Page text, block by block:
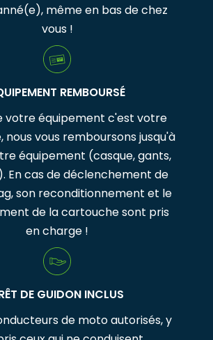
même en bas de chez
vous !
REMBOURSÉ
votre équipement c'est votre
nous vous remboursons jusqu'à
équipement (casque, gants,
En cas de déclenchement de
son reconditionnement et le
de la cartouche sont pris
en charge !
DE GUIDON INCLUS
de moto autorisés, y